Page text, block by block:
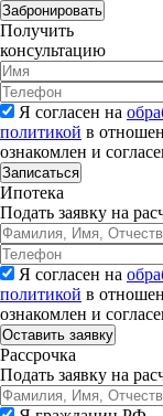
Забронировать
Получить
консультацию
Я согласен на
политикой в
ознакомлен и
Записаться
Ипотека
Подать заявку на
Я согласен на
политикой в
ознакомлен и
Рассрочка
Подать заявку на